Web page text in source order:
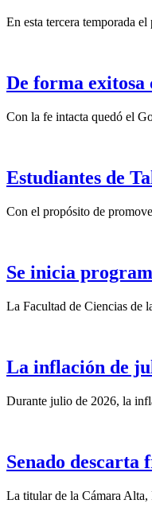
En esta tercera temporada
De forma exitosa
Con la fe intacta quedó el
Estudiantes de
Con el propósito de
Se inicia
La Facultad de Ciencias de
La inflación de
Durante julio de 2026, la
Senado
La titular de la Cámara Alta,